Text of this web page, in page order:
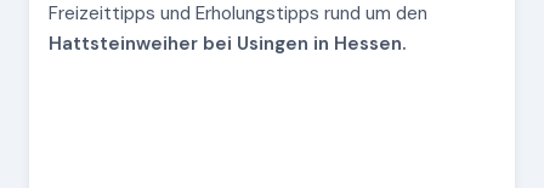
Freizeittipps und Erholungstipps rund um den
Hattsteinweiher bei Usingen in Hessen.